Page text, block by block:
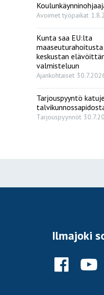
Avoimet työpaikat
Kunta saa EU:lta
keskustan
valmisteluun
Ajankohtaiset
Tarjouspyyntö
Tarjouspyynnöt
Ilmajoki